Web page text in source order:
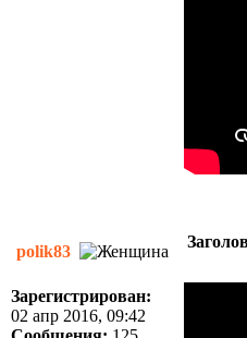
polik83
Зарегистрирован:
02 апр 2016, 09:42